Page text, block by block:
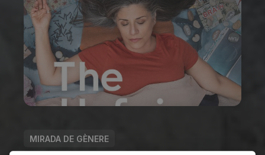
MIRADA DE GÈNERE